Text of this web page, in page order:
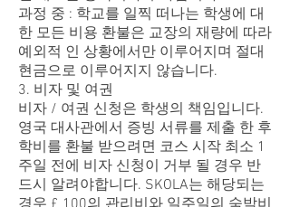
과정 중 : 학교를 일찍 떠나는 학생에 대
한 모든 비용 환불은 교장의 재량에 따라
예외적 인 상황에서만 이루어지며 절대
현금으로 이루어지지 않습니다.
3. 비자 및 여권
비자 / 여권 신청은 학생의 책임입니다.
영국 대사관에서 증빙 서류를 제출 한 후
학비를 환불 받으려면 코스 시작 최소 1
주일 전에 비자 신청이 거부 될 경우 반
드시 알려야합니다. SKOLA는 해당되는